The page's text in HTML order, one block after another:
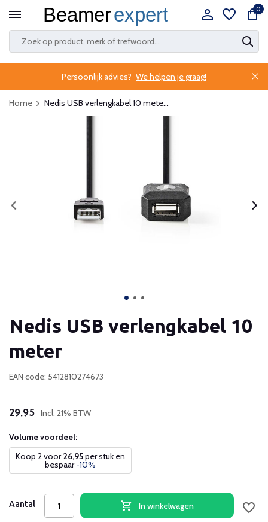
0
Persoonlijk advies? We helpen je graag!
Home Nedis USB verlengkabel 10 mete...
Nedis USB verlengkabel 10
meter
EAN code: 5412810274673
29,95 Incl. 21% BTW
Volume voordeel:
Koop 2 voor26,95per stuk en
bespaar-10%
Aantal In winkelwagen